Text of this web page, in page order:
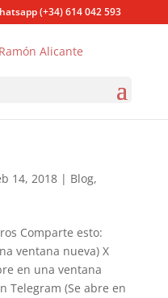
(+34) 614 042 593
14, 2018| Blog,
Comparte esto:
ventana nueva) X
en una ventana
Telegram (Se abre en